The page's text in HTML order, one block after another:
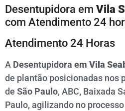
Desentupidora em Vila
com Atendimento 24
Atendimento 24 Horas
A Desentupidora em Vila
de plantão posicionadas nos
de São Paulo, ABC, Baixada
Paulo, agilizando no